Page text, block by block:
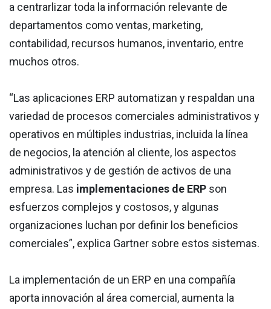
a centrarlizar toda la información relevante de
departamentos como ventas, marketing,
contabilidad, recursos humanos, inventario, entre
muchos otros.
“Las aplicaciones ERP automatizan y respaldan una
variedad de procesos comerciales administrativos y
operativos en múltiples industrias, incluida la línea
de negocios, la atención al cliente, los aspectos
administrativos y de gestión de activos de una
empresa. Las implementaciones de ERP son
esfuerzos complejos y costosos, y algunas
organizaciones luchan por definir los beneficios
comerciales”, explica Gartner sobre estos sistemas.
La implementación de un ERP en una compañía
aporta innovación al área comercial, aumenta la